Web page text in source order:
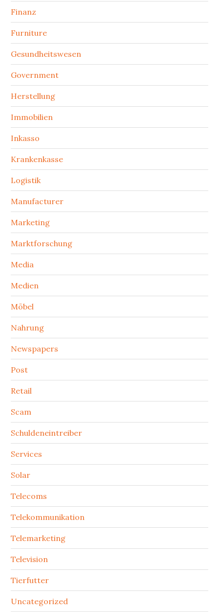
Finanz
Furniture
Gesundheitswesen
Government
Herstellung
Immobilien
Inkasso
Krankenkasse
Logistik
Manufacturer
Marketing
Marktforschung
Media
Medien
Möbel
Nahrung
Newspapers
Post
Retail
Scam
Schuldeneintreiber
Services
Solar
Telecoms
Telekommunikation
Telemarketing
Television
Tierfutter
Uncategorized